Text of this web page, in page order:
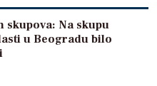
skupova: Na skupu
u Beogradu bilo